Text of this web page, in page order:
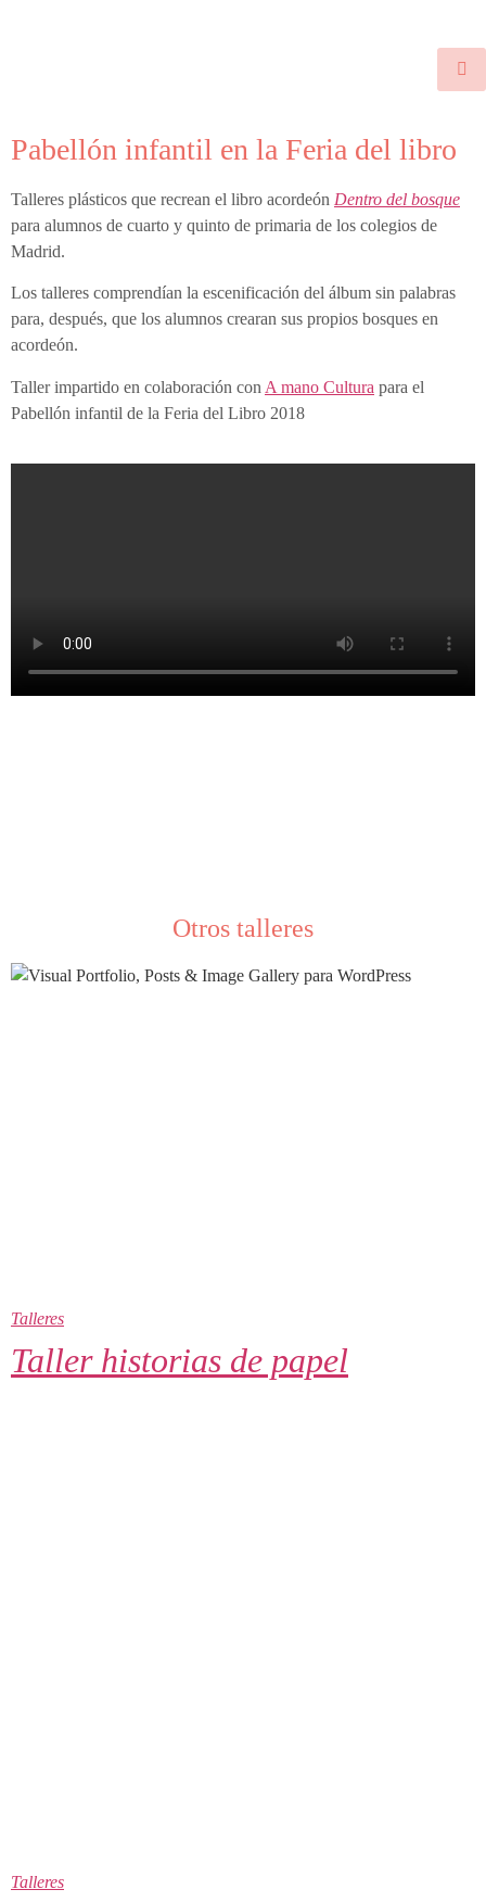
Pabellón infantil en la Feria del libro
Talleres plásticos que recrean el libro acordeón Dentro del bosque
para alumnos de cuarto y quinto de primaria de los colegios de
Madrid.
Los talleres comprendían la escenificación del álbum sin palabras
para, después, que los alumnos crearan sus propios bosques en
acordeón.
Taller impartido en colaboración con A mano Cultura para el
Pabellón infantil de la Feria del Libro 2018
Otros talleres
Talleres
Taller historias de papel
Talleres